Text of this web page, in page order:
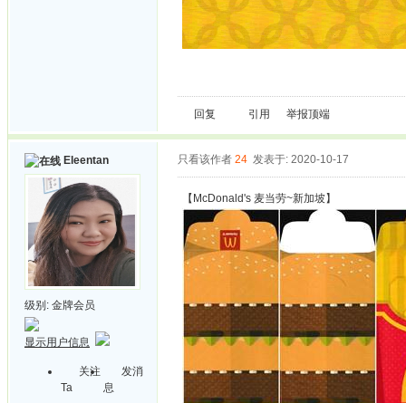
回复 引用 举报顶端
Eleentan
级别: 金牌会员
显示用户信息
关注
Ta
发消
息
只看该作者 24 发表于: 2020-10-17
【McDonald's 麦当劳~新加坡】